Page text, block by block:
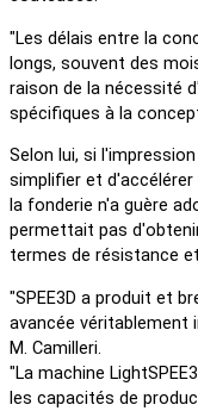
"Les délais entre la
longs, souvent des
raison de la nécessité
spécifiques à la
Selon lui, si
simplifier et
la fonderie n'a guère
permettait pas
termes de résistance
"SPEE3D a produit et
avancée véritablement
M. Camilleri.
"La machine
les capacités de